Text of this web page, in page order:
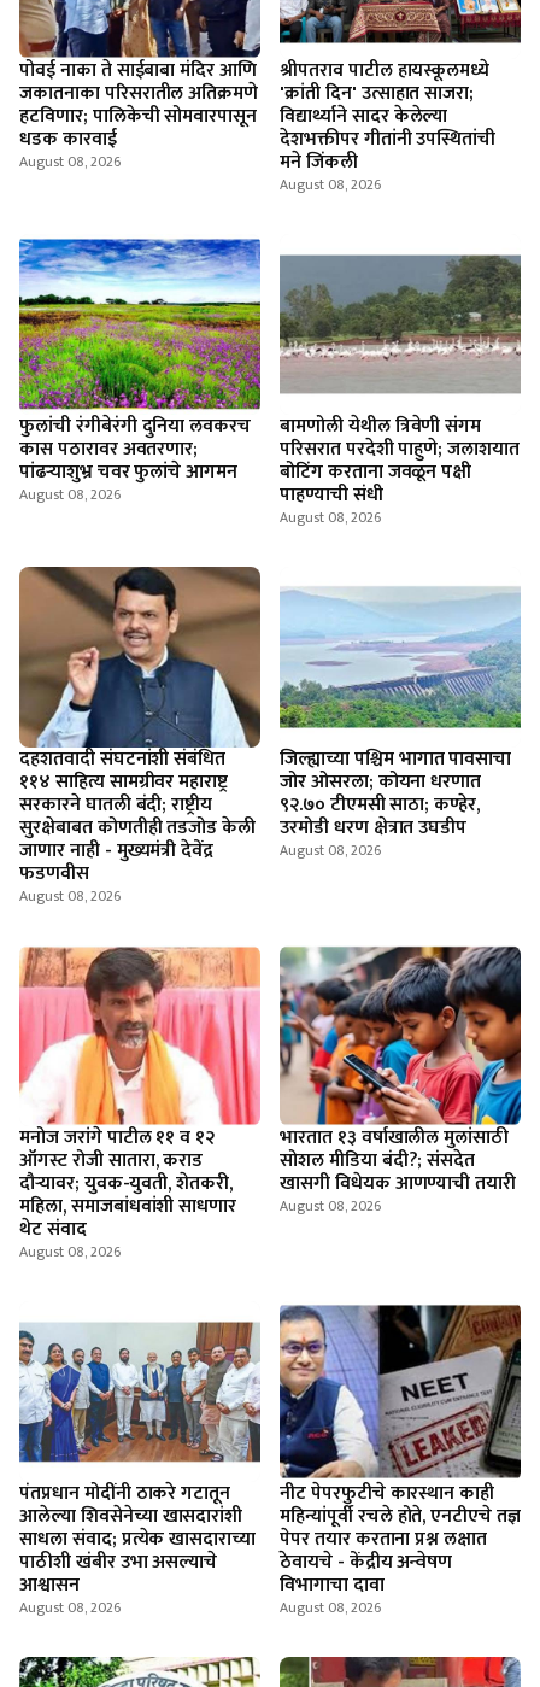
पोवई नाका ते साईबाबा मंदिर आणि
जकातनाका परिसरातील अतिक्रमणे
हटविणार; पालिकेची सोमवारपासून
धडक कारवाई
August 08, 2026
श्रीपतराव पाटील हायस्कूलमध्ये
'क्रांती दिन' उत्साहात साजरा;
विद्यार्थ्याने सादर केलेल्या
देशभक्तीपर गीतांनी उपस्थितांची
मने जिंकली
August 08, 2026
फुलांची रंगीबेरंगी दुनिया लवकरच
कास पठारावर अवतरणार;
पांढऱ्याशुभ्र चवर फुलांचे आगमन
August 08, 2026
बामणोली येथील त्रिवेणी संगम
परिसरात परदेशी पाहुणे; जलाशयात
बोटिंग करताना जवळून पक्षी
पाहण्याची संधी
August 08, 2026
दहशतवादी संघटनांशी संबंधित
११४ साहित्य सामग्रीवर महाराष्ट्र
सरकारने घातली बंदी; राष्ट्रीय
सुरक्षेबाबत कोणतीही तडजोड केली
जाणार नाही - मुख्यमंत्री देवेंद्र
फडणवीस
August 08, 2026
जिल्ह्याच्या पश्चिम भागात पावसाचा
जोर ओसरला; कोयना धरणात
९२.७० टीएमसी साठा; कण्हेर,
उरमोडी धरण क्षेत्रात उघडीप
August 08, 2026
मनोज जरांगे पाटील ११ व १२
ऑगस्ट रोजी सातारा, कराड
दौऱ्यावर; युवक-युवती, शेतकरी,
महिला, समाजबांधवांशी साधणार
थेट संवाद
August 08, 2026
भारतात १३ वर्षाखालील मुलांसाठी
सोशल मीडिया बंदी?; संसदेत
खासगी विधेयक आणण्याची तयारी
August 08, 2026
पंतप्रधान मोदींनी ठाकरे गटातून
आलेल्या शिवसेनेच्या खासदारांशी
साधला संवाद; प्रत्येक खासदाराच्या
पाठीशी खंबीर उभा असल्याचे
आश्वासन
August 08, 2026
नीट पेपरफुटीचे कारस्थान काही
महिन्यांपूर्वी रचले होते, एनटीएचे तज्ञ
पेपर तयार करताना प्रश्न लक्षात
ठेवायचे - केंद्रीय अन्वेषण
विभागाचा दावा
August 08, 2026